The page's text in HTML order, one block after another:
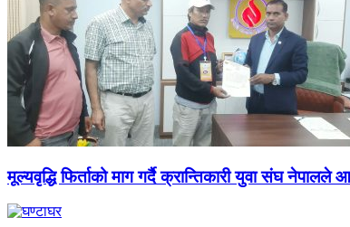
मूल्यवृद्धि फिर्ताको माग गर्दै क्रान्तिकारी युवा संघ नेपालले